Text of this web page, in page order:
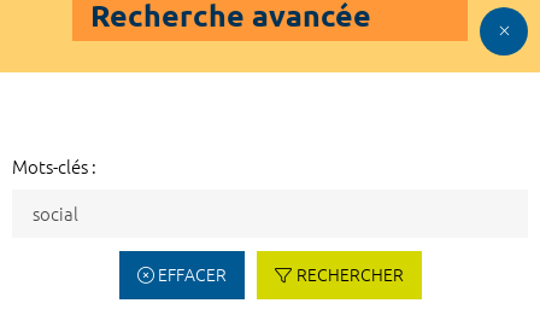
Recherche avancée
Mots-clés :
EFFACER RECHERCHER